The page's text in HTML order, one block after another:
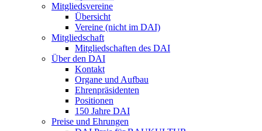
Mitgliedsvereine
Übersicht
Vereine (nicht im DAI)
Mitgliedschaft
Mitgliedschaften des DAI
Über den DAI
Kontakt
Organe und Aufbau
Ehrenpräsidenten
Positionen
150 Jahre DAI
Preise und Ehrungen